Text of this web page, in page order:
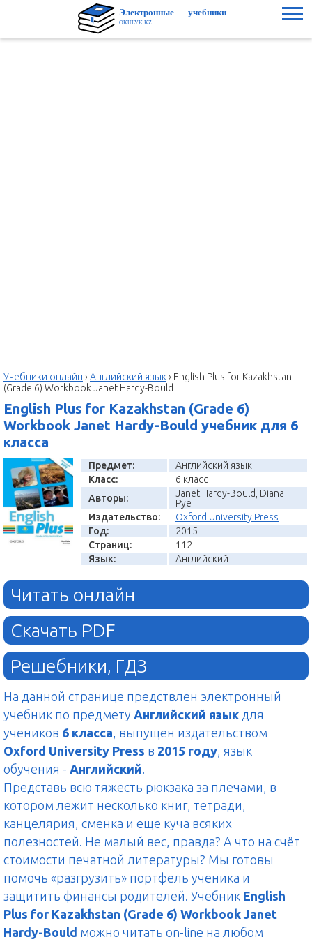
Учебники онлайн ›Английский язык› English Plus for Kazakhstan
(Grade 6) Workbook Janet Hardy-Bould
English Plus for Kazakhstan (Grade 6)
Workbook Janet Hardy-Bould учебник для 6
класса
Предмет:
Английский язык
Класс:
6 класс
Авторы:
Janet Hardy-Bould, Diana
Pye
Издательство:
Oxford University Press
Год:
2015
Страниц:
112
Язык:
Английский
Читать онлайн
Скачать PDF
Решебники, ГДЗ
На данной странице предствлен электронный
учебник по предмету Английский язык для
учеников 6 класса, выпущен издательством
Oxford University Press в 2015 году, язык
обучения - Английский.
Представь всю тяжесть рюкзака за плечами, в
котором лежит несколько книг, тетради,
канцелярия, сменка и еще куча всяких
полезностей. Не малый вес, правда? А что на счёт
стоимости печатной литературы? Мы готовы
помочь «разгрузить» портфель ученика и
защитить финансы родителей. Учебник English
Plus for Kazakhstan (Grade 6) Workbook Janet
Hardy-Bould можно читать on-line на любом